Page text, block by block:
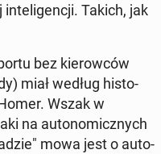
Takich, jak
bez kie­row­ców
miał według hi­sto­
Wszak w
na au­to­no­micz­nych
mowa jest o au­to­